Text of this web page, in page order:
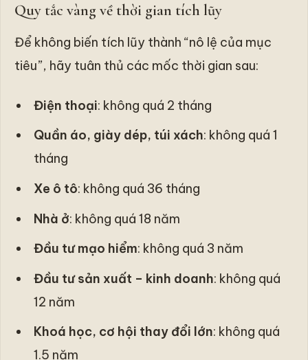
Quy tắc vàng về thời gian tích lũy
Để không biến tích lũy thành “nô lệ của mục
tiêu”, hãy tuân thủ các mốc thời gian sau:
Điện thoại: không quá 2 tháng
Quần áo, giày dép, túi xách: không quá 1
tháng
Xe ô tô: không quá 36 tháng
Nhà ở: không quá 18 năm
Đầu tư mạo hiểm: không quá 3 năm
Đầu tư sản xuất – kinh doanh: không quá
12 năm
Khoá học, cơ hội thay đổi lớn: không quá
1.5 năm